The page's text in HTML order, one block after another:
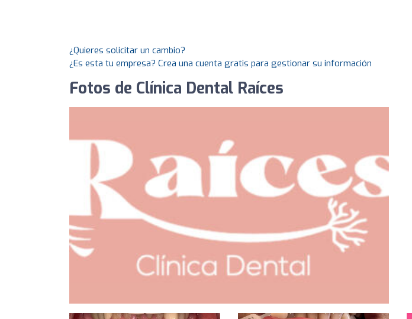
¿Quieres solicitar un cambio?
¿Es esta tu empresa? Crea una cuenta gratis para gestionar su información
Fotos de Clínica Dental Raíces